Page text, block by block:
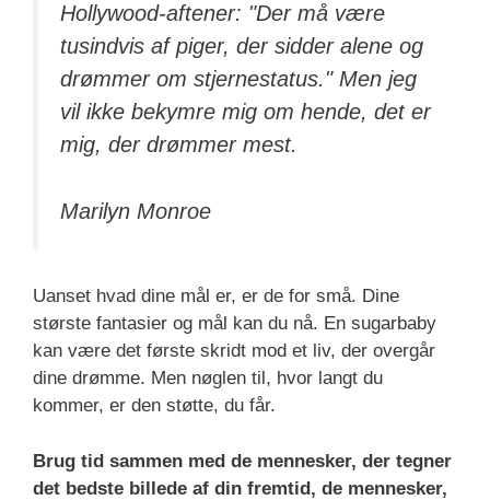
Hollywood-aftener: "Der må være
tusindvis af piger, der sidder alene og
drømmer om stjernestatus." Men jeg
vil ikke bekymre mig om hende, det er
mig, der drømmer mest.
Marilyn Monroe
Uanset hvad dine mål er, er de for små. Dine
største fantasier og mål kan du nå. En sugarbaby
kan være det første skridt mod et liv, der overgår
dine drømme. Men nøglen til, hvor langt du
kommer, er den støtte, du får.
Brug tid sammen med de mennesker, der tegner
det bedste billede af din fremtid, de mennesker,